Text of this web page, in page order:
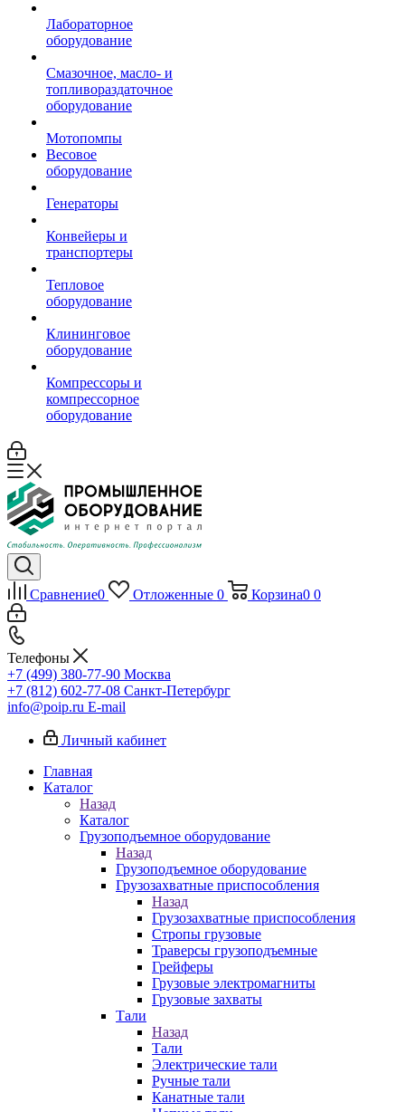
Лабораторное
оборудование
Смазочное, масло- и
топливораздаточное
оборудование
Мотопомпы
Весовое
оборудование
Генераторы
Конвейеры и
транспортеры
Тепловое
оборудование
Клининговое
оборудование
Компрессоры и
компрессорное
оборудование
Сравнение0 Отложенные 0 Корзина0 0
Телефоны
+7 (499) 380-77-90 Москва
+7 (812) 602-77-08 Санкт-Петербург
info@poip.ru E-mail
Личный кабинет
Главная
Каталог
Назад
Каталог
Грузоподъемное оборудование
Назад
Грузоподъемное оборудование
Грузозахватные приспособления
Назад
Грузозахватные приспособления
Стропы грузовые
Траверсы грузоподъемные
Грейферы
Грузовые электромагниты
Грузовые захваты
Тали
Назад
Тали
Электрические тали
Ручные тали
Канатные тали